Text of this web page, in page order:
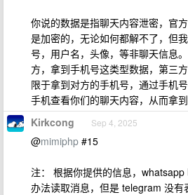
你说的数据是指聊天内容泄密，官
是加密的，无论如何都解不了，但
号，用户名，头像，等非聊天信息
方，拿到手机号这类型数据，第三
限于拿到对方的手机号，通过手机
手机查看你们的聊天内容，从而拿到
Kirkcong Sep 4, 2025
@mimiphp #15
注： 根据你提供的信息，
办法读取消息，但是 telegram 没